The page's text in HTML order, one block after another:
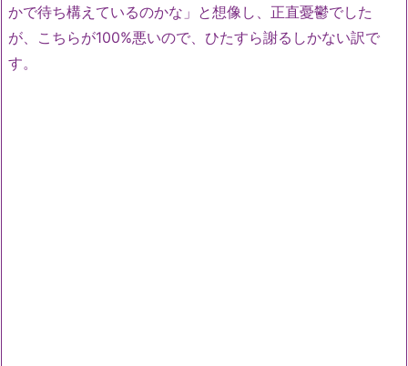
かで待ち構えているのかな」と想像し、正直憂鬱でした
が、こちらが100%悪いので、ひたすら謝るしかない訳で
す。